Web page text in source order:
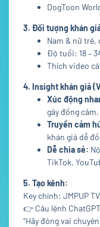
DogToon
3. Đối tượng khán
Nam & nữ trẻ,
Độ tuổi: 18 –
Thích video
4. Insight khán giả
Xúc động
gây đồng cảm.
Truyền cảm
khán giả dễ
Dễ chia sẻ:
TikTok,
5. Tạo kênh:
Key chính: JMPUP
👉 Câu lệnh
“Hãy đóng vai